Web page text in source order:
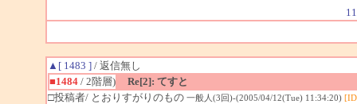
▲[ 1483 ]/ 返信無し
■1484/ 2階層)
Re[2]: てすと
□投稿者/ とおりすがりのもの 一般人(3回)-(2005/04/12(Tue) 11:34:20)